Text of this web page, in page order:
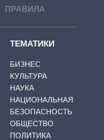
ПРАВИЛА
ТЕМАТИКИ
БИЗНЕС
КУЛЬТУРА
НАУКА
НАЦИОНАЛЬНАЯ
БЕЗОПАСНОСТЬ
ОБЩЕСТВО
ПОЛИТИКА